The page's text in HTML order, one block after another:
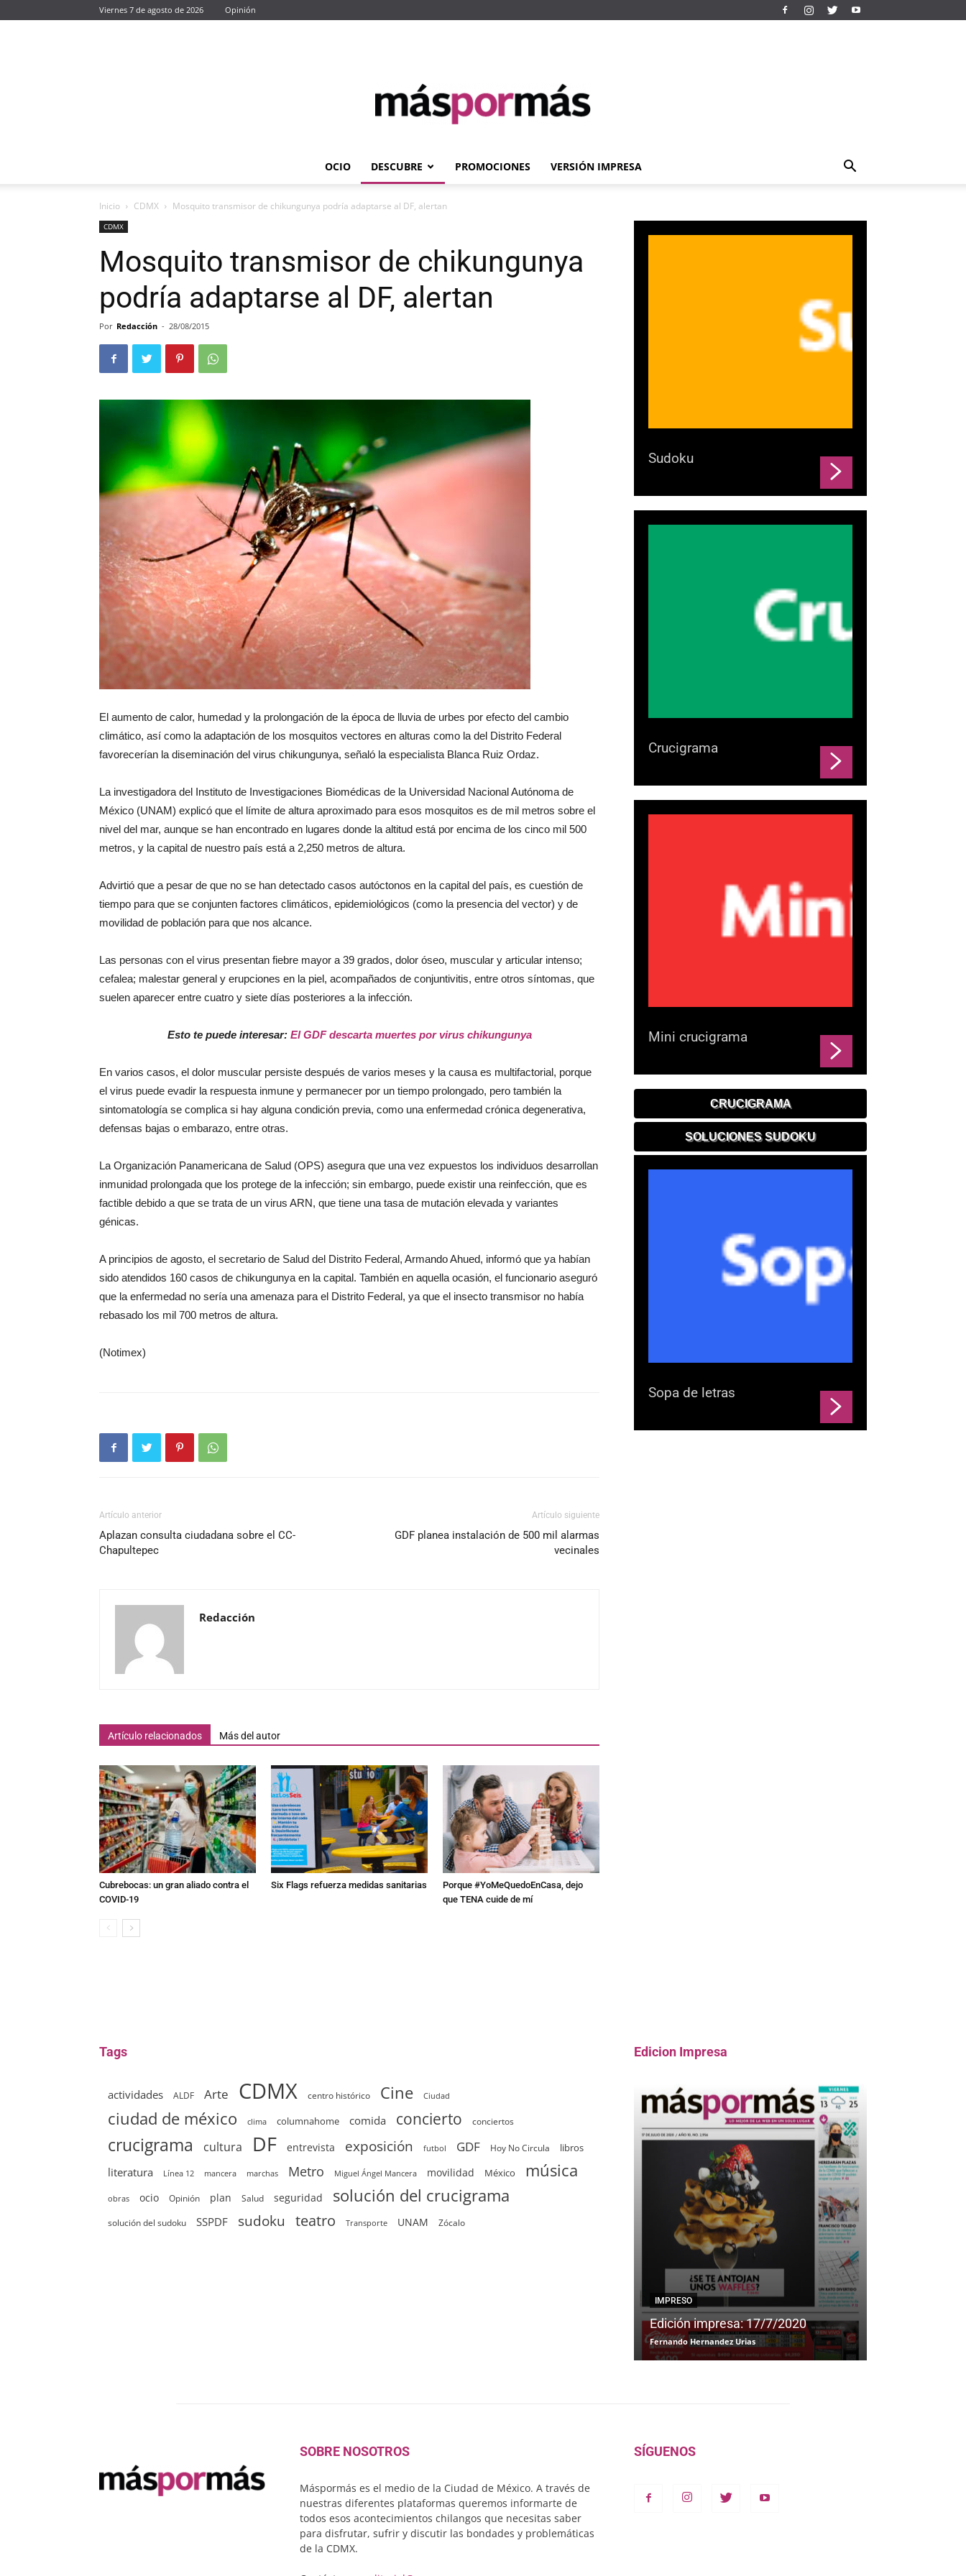
Viernes 7 de agosto de 2026 Opinión
Máspormás
OCIO DESCUBRE PROMOCIONES VERSIÓN IMPRESA
Inicio CDMX Mosquito transmisor de chikungunya podría adaptarse al DF, alertan
CDMX
Mosquito transmisor de chikungunya
podría adaptarse al DF, alertan
Por Redacción - 28/08/2015
El aumento de calor, humedad y la prolongación de la época de lluvia de urbes por efecto del cambio
climático, así como la adaptación de los mosquitos vectores en alturas como la del Distrito Federal
favorecerían la diseminación del virus chikungunya, señaló la especialista Blanca Ruiz Ordaz.
La investigadora del Instituto de Investigaciones Biomédicas de la Universidad Nacional Autónoma de
México (UNAM) explicó que el límite de altura aproximado para esos mosquitos es de mil metros sobre el
nivel del mar, aunque se han encontrado en lugares donde la altitud está por encima de los cinco mil 500
metros, y la capital de nuestro país está a 2,250 metros de altura.
Advirtió que a pesar de que no se han detectado casos autóctonos en la capital del país, es cuestión de
tiempo para que se conjunten factores climáticos, epidemiológicos (como la presencia del vector) y de
movilidad de población para que nos alcance.
Las personas con el virus presentan fiebre mayor a 39 grados, dolor óseo, muscular y articular intenso;
cefalea; malestar general y erupciones en la piel, acompañados de conjuntivitis, entre otros síntomas, que
suelen aparecer entre cuatro y siete días posteriores a la infección.
Esto te puede interesar: El GDF descarta muertes por virus chikungunya
En varios casos, el dolor muscular persiste después de varios meses y la causa es multifactorial, porque
el virus puede evadir la respuesta inmune y permanecer por un tiempo prolongado, pero también la
sintomatología se complica si hay alguna condición previa, como una enfermedad crónica degenerativa,
defensas bajas o embarazo, entre otras.
La Organización Panamericana de Salud (OPS) asegura que una vez expuestos los individuos desarrollan
inmunidad prolongada que los protege de la infección; sin embargo, puede existir una reinfección, que es
factible debido a que se trata de un virus ARN, que tiene una tasa de mutación elevada y variantes
génicas.
A principios de agosto, el secretario de Salud del Distrito Federal, Armando Ahued, informó que ya habían
sido atendidos 160 casos de chikungunya en la capital. También en aquella ocasión, el funcionario aseguró
que la enfermedad no sería una amenaza para el Distrito Federal, ya que el insecto transmisor no había
rebasado los mil 700 metros de altura.
(Notimex)
Artículo anterior
Aplazan consulta ciudadana sobre el CC-
Chapultepec
Artículo siguiente
GDF planea instalación de 500 mil alarmas
vecinales
Redacción
Artículo relacionados Más del autor
Cubrebocas: un gran aliado contra el
COVID-19
Six Flags refuerza medidas sanitarias
Porque #YoMeQuedoEnCasa, dejo
que TENA cuide de mí
Sudoku
Crucigrama
Mini crucigrama
CRUCIGRAMA
SOLUCIONES SUDOKU
Sopa de letras
Tags
actividades ALDF Arte CDMX centro histórico Cine Ciudad
ciudad de méxico clima columnahome comida concierto conciertos
crucigrama cultura DF entrevista exposición futbol GDF Hoy No Circula libros
literatura Línea 12 mancera marchas Metro Miguel Ángel Mancera movilidad México música
obras ocio Opinión plan Salud seguridad solución del crucigrama
solución del sudoku SSPDF sudoku teatro Transporte UNAM Zócalo
Edicion Impresa
IMPRESO
Edición impresa: 17/7/2020
Fernando Hernandez Urias
SOBRE NOSOTROS
Máspormás es el medio de la Ciudad de México. A través de
nuestras diferentes plataformas queremos informarte de
todos esos acontecimientos chilangos que necesitas saber
para disfrutar, sufrir y discutir las bondades y problemáticas
de la CDMX.
SÍGUENOS